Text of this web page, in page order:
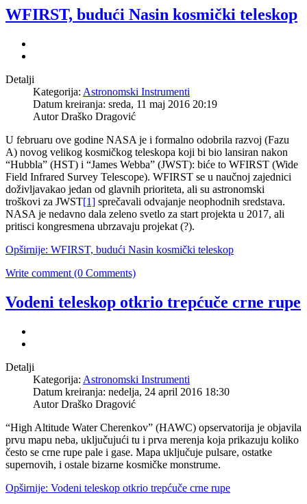
WFIRST, budući Nasin kosmički teleskop
Detalji
Kategorija: Astronomski Instrumenti
Datum kreiranja: sreda, 11 maj 2016 20:19
Autor Draško Dragović
U februaru ove godine NASA je i formalno odobrila razvoj (Fazu
A) novog velikog kosmičkog teleskopa koji bi bio lansiran nakon
“Hubbla” (HST) i “James Webba” (JWST): biće to WFIRST (Wide
Field Infrared Survey Telescope). WFIRST se u naučnoj zajednici
doživljavakao jedan od glavnih prioriteta, ali su astronomski
troškovi za JWST[1] sprečavali odvajanje neophodnih sredstava.
NASA je nedavno dala zeleno svetlo za start projekta u 2017, ali
pritisci kongresmena ubrzavaju projekat (?).
Opširnije: WFIRST, budući Nasin kosmički teleskop
Write comment (0 Comments)
Vodeni teleskop otkrio trepćuče crne rupe
Detalji
Kategorija: Astronomski Instrumenti
Datum kreiranja: nedelja, 24 april 2016 18:30
Autor Draško Dragović
“High Altitude Water Cherenkov” (HAWC) opservatorija je objavila
prvu mapu neba, uključujući tu i prva merenja koja prikazuju koliko
često se crne rupe pale i gase. Mapa uključuje pulsare, ostatke
supernovih, i ostale bizarne kosmičke monstrume.
Opširnije: Vodeni teleskop otkrio trepćuče crne rupe